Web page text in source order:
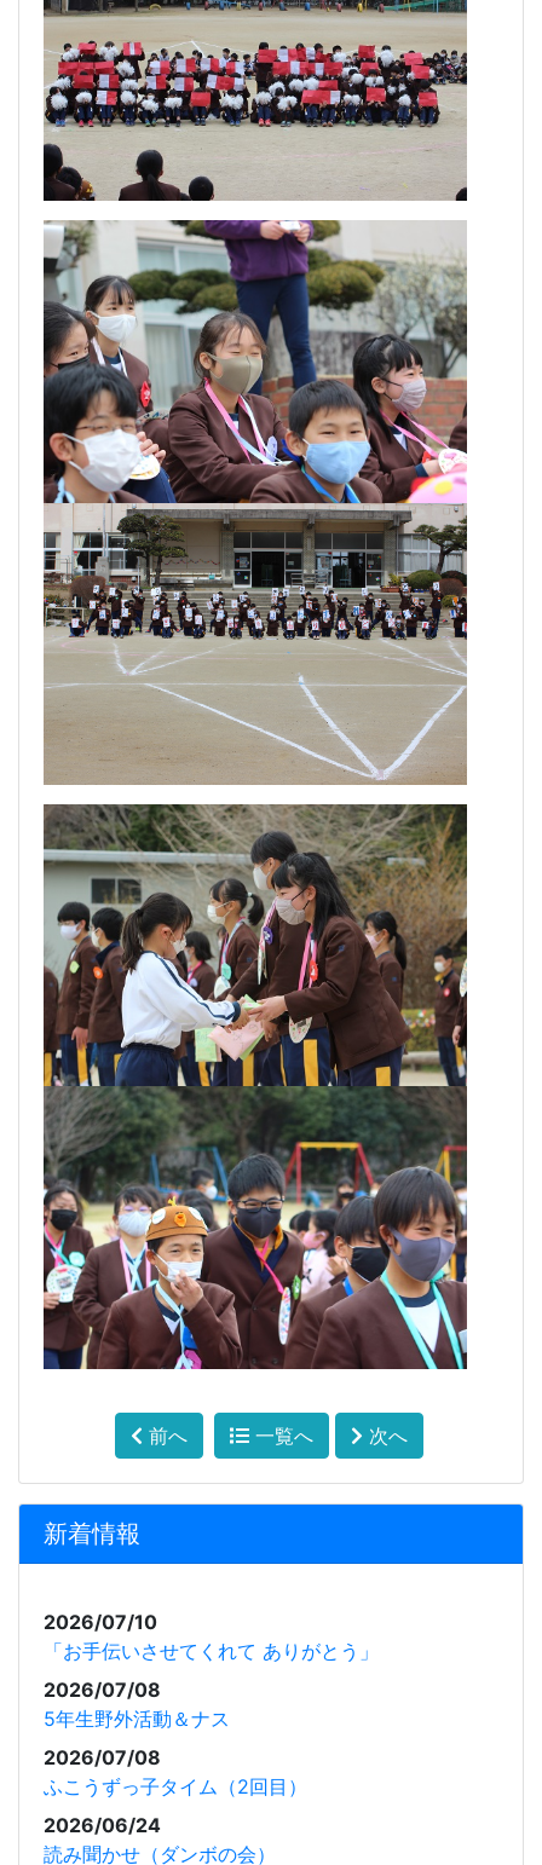
前へ 一覧へ 次へ
新着情報
2026/07/10
「お手伝いさせてくれて ありがとう」
2026/07/08
5年生野外活動＆ナス
2026/07/08
ふこうずっ子タイム（2回目）
2026/06/24
読み聞かせ（ダンボの会）